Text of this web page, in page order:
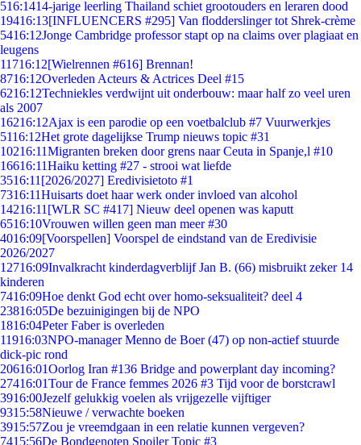
516:1414-jarige leerling Thailand schiet grootouders en leraren dood
19416:13[INFLUENCERS #295] Van flodderslinger tot Shrek-crème
5416:12Jonge Cambridge professor stapt op na claims over plagiaat en
leugens
11716:12[Wielrennen #616] Brennan!
8716:12Overleden Acteurs & Actrices Deel #15
6216:12Techniekles verdwijnt uit onderbouw: maar half zo veel uren
als 2007
16216:12Ajax is een parodie op een voetbalclub #7 Vuurwerkjes
5116:12Het grote dagelijkse Trump nieuws topic #31
10216:11Migranten breken door grens naar Ceuta in Spanje,l #10
16616:11Haiku ketting #27 - strooi wat liefde
3516:11 [2026/2027] Eredivisietoto #1
7316:11Huisarts doet haar werk onder invloed van alcohol
14216:11 [WLR SC #417] Nieuw deel openen was kaputt
6516:10Vrouwen willen geen man meer #30
4016:09[Voorspellen] Voorspel de eindstand van de Eredivisie
2026/2027
12716:09Invalkracht kinderdagverblijf Jan B. (66) misbruikt zeker 14
kinderen
7416:09Hoe denkt God echt over homo-seksualiteit? deel 4
23816:05De bezuinigingen bij de NPO
1816:04Peter Faber is overleden
11916:03NPO-manager Menno de Boer (47) op non-actief stuurde
dick-pic rond
20616:01Oorlog Iran #136 Bridge and powerplant day incoming?
27416:01Tour de France femmes 2026 #3 Tijd voor de borstcrawl
3916:00Jezelf gelukkig voelen als vrijgezelle vijftiger
9315:58Nieuwe / verwachte boeken
3915:57Zou je vreemdgaan in een relatie kunnen vergeven?
7415:56De Bondgenoten Spoiler Topic #3